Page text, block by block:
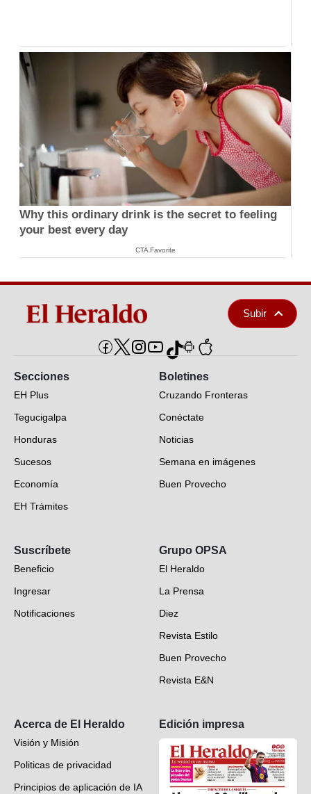
Why this ordinary drink is the secret to feeling
your best every day
CTA Favorite
Subir
Secciones
EH Plus
Tegucigalpa
Honduras
Sucesos
Economía
EH Trámites
EH Verifica
Fotogalerías
Deportes
Videos
Boletines
Cruzando Fronteras
Conéctate
Noticias
Semana en imágenes
Buen Provecho
Suscríbete
Beneficio
Ingresar
Notificaciones
Grupo OPSA
El Heraldo
La Prensa
Diez
Revista Estilo
Buen Provecho
Revista E&N
Acerca de El Heraldo
Visión y Misión
Politicas de privacidad
Principios de aplicación de IA
Edición impresa